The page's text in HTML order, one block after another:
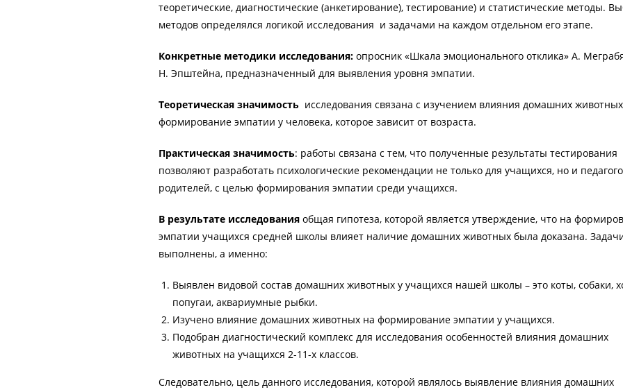
теоретические, диагностические (анкетирование), тестирование) и статистические методы.
методов определялся логикой исследования и задачами на каждом отдельном его этапе.
Конкретные методики исследования:опросник «Шкала эмоционального отклика» А.
Н. Эпштейна, предназначенный для выявления уровня эмпатии.
Теоретическая значимость исследования связана с изучением влияния домашних
формирование эмпатии у человека, которое зависит от возраста.
Практическая значимость: работы связана с тем, что полученные результаты тестирования
позволяют разработать психологические рекомендации не только для учащихся, но и
родителей, c целью формирования эмпатии среди учащихся.
В результате исследования общая гипотеза, которой является утверждение, что на
эмпатии учащихся средней школы влияет наличие домашних животных была доказана.
выполнены, а именно:
Выявлен видовой состав домашних животных у учащихся нашей школы – это коты, собаки,
попугаи, аквариумные рыбки.
Изучено влияние домашних животных на формирование эмпатии у учащихся.
Подобран диагностический комплекс для исследования особенностей влияния домашних
животных на учащихся 2-11-х классов.
Следовательно, цель данного исследования, которой являлось выявление влияния домашних